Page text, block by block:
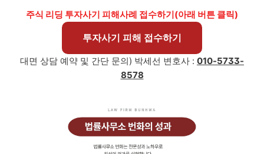
주식 리딩 투자사기 피해사례 접수하기(아래 버튼 클릭)
투자사기 피해 접수하기
대면 상담 예약 및 간단 문의) 박세선 변호사 : 010-5733-
8578